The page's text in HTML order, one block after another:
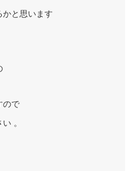
かと思います
ので
。